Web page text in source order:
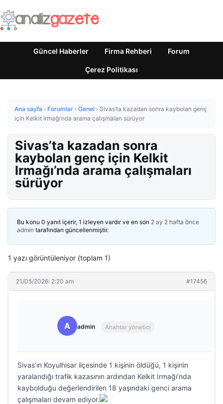
Güncel Haberler Firma Rehberi Forum
Çerez Politikası
Ana sayfa › Forumlar › Genel › Sivas’ta kazadan sonra kaybolan genç
için Kelkit Irmağı’nda arama çalışmaları sürüyor
Sivas’ta kazadan sonra
kaybolan genç için Kelkit
Irmağı’nda arama çalışmaları
sürüyor
Bu konu 0 yanıt içerir, 1 izleyen vardır ve en son 2 ay 2 hafta önce
admin tarafından güncellenmiştir.
1 yazı görüntüleniyor (toplam 1)
21/05/2026: 2:20 am #17456
A admin Anahtar yönetici
Sivas’ın Koyulhisar ilçesinde 1 kişinin öldüğü, 1 kişinin
yaralandığı trafik kazasının ardından Kelkit Irmağı’nda
kaybolduğu değerlendirilen 18 yaşındaki genci arama
çalışmaları devam ediyor.